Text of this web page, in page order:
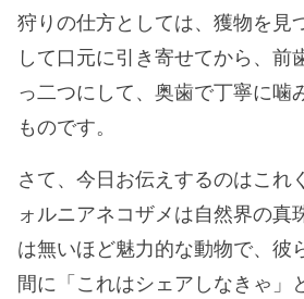
狩りの仕方としては、獲物を見
して口元に引き寄せてから、前
っ二つにして、奥歯で丁寧に噛
ものです。
さて、今日お伝えするのはこれ
ォルニアネコザメは自然界の真
は無いほど魅力的な動物で、彼
間に「これはシェアしなきゃ」